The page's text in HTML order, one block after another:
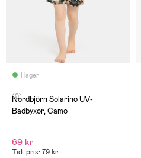
I lager
(0)
Nordbjörn Solarino UV-
Badbyxor, Camo
69 kr
Tid. pris: 79 kr